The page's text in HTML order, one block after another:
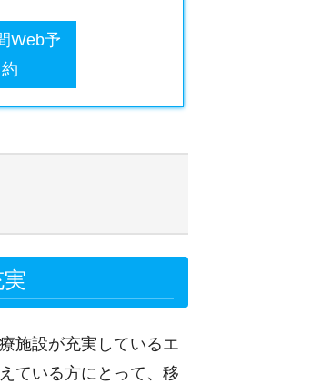
Web予
約
施設が充実しているエ
ている方にとって、移